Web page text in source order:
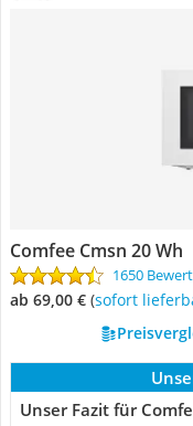
Comfee Cmsn 20 Wh
1650
ab 69,00 € ( Sofort
Unser Fazit für